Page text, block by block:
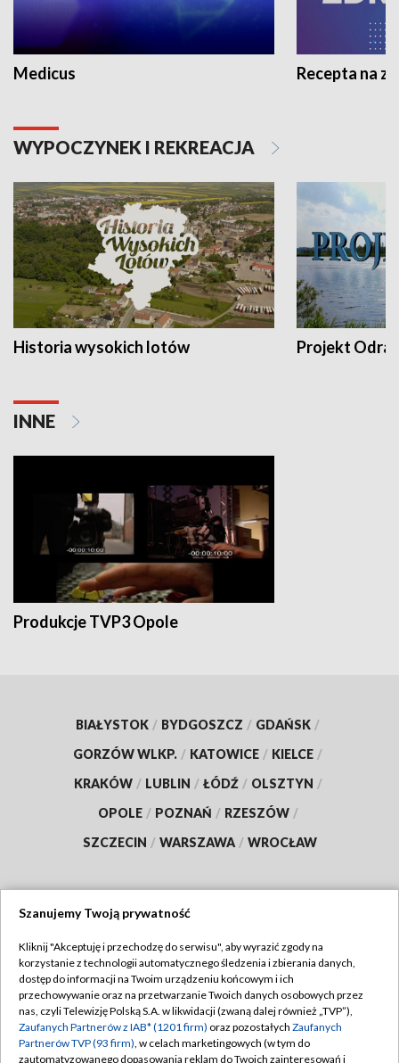
Medicus Recepta na
WYPOCZYNEK I REKREACJA
Historia wysokich lotów Projekt Odra
INNE
Produkcje TVP3 Opole
BIAŁYSTOK / BYDGOSZCZ / GDAŃSK /
GORZÓW WLKP. / KATOWICE / KIELCE /
KRAKÓW / LUBLIN / ŁÓDŹ / OLSZTYN /
OPOLE / POZNAŃ / RZESZÓW /
SZCZECIN / WARSZAWA / WROCŁAW
TVP
Abonament TVP
Emisja w TVP
Centrum informacji TVP
Regulamin TVP
Polityka prywatności
Moje zgody
Szanujemy Twoją prywatność
Kliknij "Akceptuję i przechodzę do serwisu", aby wyrazić zgody na
korzystanie z technologii automatycznego śledzenia i zbierania danych,
dostęp do informacji na Twoim urządzeniu końcowym i ich
przechowywanie oraz na przetwarzanie Twoich danych osobowych przez
nas, czyli Telewizję Polską S.A. w likwidacji (zwaną dalej również „TVP”),
Zaufanych Partnerów z IAB* (1201 firm) oraz pozostałych Zaufanych
Partnerów TVP (93 firm), w celach marketingowych (w tym do
zautomatyzowanego dopasowania reklam do Twoich zainteresowań i